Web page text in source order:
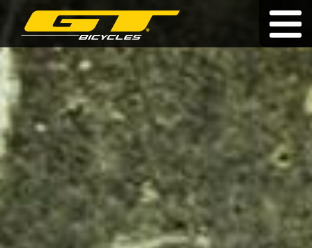
Élettartam garancia | | | pl sk
KERÉKPÁROK
A MÁRKÁRÓL
KERESKEDŐK
HÍREK